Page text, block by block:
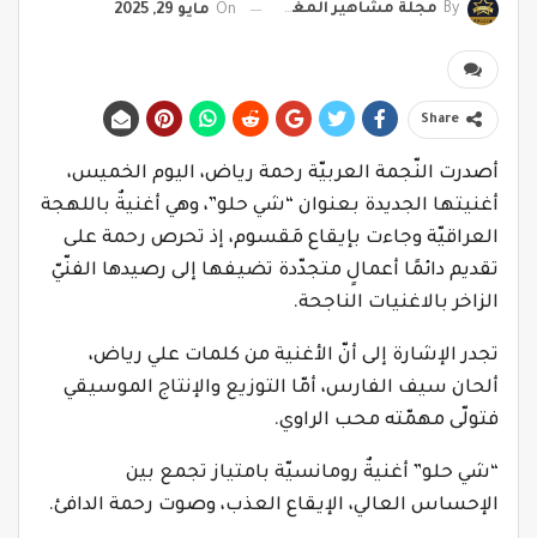
By مجلة مشاهير المغرب On مايو 29, 2025
Share
أصدرت النّجمة العربيّة رحمة رياض، اليوم الخميس،
أغنيتها الجديدة بعنوان “شي حلو”، وهي أغنيةٌ باللهجة
العراقيّة وجاءت بإيقاع مَقسوم، إذ تحرص رحمة على
تقديم دائمًا أعمالٍ متجدّدة تضيفها إلى رصيدها الفنّيّ
الزاخر بالاغنيات الناجحة.
تجدر الإشارة إلى أنّ الأغنية من كلمات علي رياض،
ألحان سيف الفارس، أمّا التوزيع والإنتاج الموسيقي
فتولّى مهمّته محب الراوي.
“شي حلو” أغنيةٌ رومانسيّة بامتياز تجمع بين
الإحساس العالي، الإيقاع العذب، وصوت رحمة الدافئ.